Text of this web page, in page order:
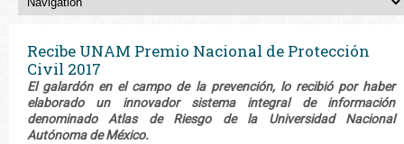
Recibe UNAM Premio Nacional de Protección
Civil 2017
El galardón en el campo de la prevención, lo recibió por haber
elaborado un innovador sistema integral de información
denominado Atlas de Riesgo de la Universidad Nacional
Autónoma de México.